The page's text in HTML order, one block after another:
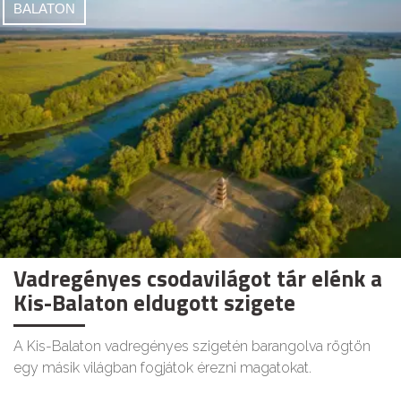
BALATON
Vadregényes csodavilágot tár elénk a
Kis-Balaton eldugott szigete
A Kis-Balaton vadregényes szigetén barangolva rögtön
egy másik világban fogjátok érezni magatokat.